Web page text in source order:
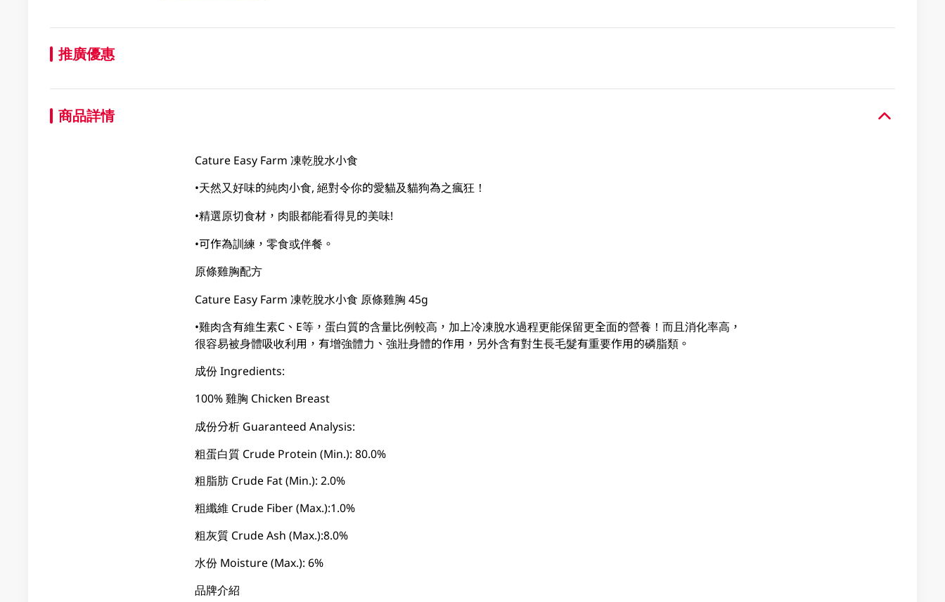
推廣優惠
商品詳情
Cature Easy Farm 凍乾脫水小食
•天然又好味的純肉小食, 絕對令你的愛貓及貓狗為之瘋狂！
•精選原切食材，肉眼都能看得見的美味!
•可作為訓練，零食或伴餐。
原條雞胸配方
Cature Easy Farm 凍乾脫水小食 原條雞胸 45g
•雞肉含有維生素C、E等，蛋白質的含量比例較高，加上冷凍脫水過程更能保留更全面的營養！而且消化率高，
很容易被身體吸收利用，有增強體力、強壯身體的作用，另外含有對生長毛髮有重要作用的磷脂類。
成份 Ingredients:
100% 雞胸 Chicken Breast
成份分析 Guaranteed Analysis:
粗蛋白質 Crude Protein (Min.): 80.0%
粗脂肪 Crude Fat (Min.): 2.0%
粗纖維 Crude Fiber (Max.):1.0%
粗灰質 Crude Ash (Max.):8.0%
水份 Moisture (Max.): 6%
品牌介紹